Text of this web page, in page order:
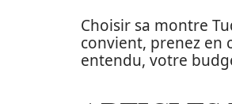
Choisir sa montre
convient, prenez en
entendu, votre